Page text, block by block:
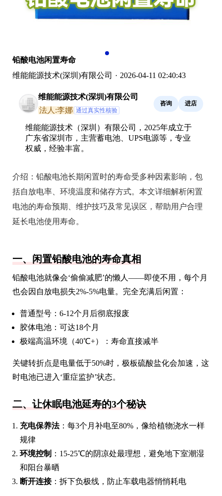
铅酸电池闲置寿命
维能能源技术(深圳)有限公司 · 2026-04-11 02:40:43
维能能源技术(深圳)有限公司
法人:李娜 通过真实性核验
咨询 进店
维能能源技术（深圳）有限公司，2025年成立于
广东省深圳市，主营蓄电池、UPS电源等，专业
权威，经验丰富。
介绍： 铅酸电池长期闲置时的寿命受多种因素影响，包
括自放电率、环境温度和储存方式。本文详细解析闲置
电池的寿命预期、维护技巧及常见误区，帮助用户合理
延长电池使用寿命。
一、闲置铅酸电池的寿命真相
铅酸电池就像会‘偷偷减肥’的懒人——即使不用，每个月
也会因自放电损失2%-5%电量。完全充满后闲置：
普通型号：6-12个月后彻底报废
胶体电池：可达18个月
极端高温环境（40℃+）：寿命直接减半
关键转折点是电量低于50%时，极板硫酸盐化会加速，这
时电池已进入‘重症监护’状态。
二、让休眠电池延寿的3个秘诀
充电保养法：每3个月补电至80%，像给植物浇水一样
规律
环境控制 ：15-25℃的阴凉处最理想，避免地下室潮湿
和阳台暴晒
断开连接：拆下负极线，防止车载电器悄悄耗电